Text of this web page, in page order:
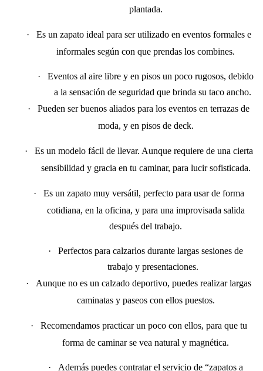
plantada.
·
Es un zapato ideal para ser utilizado en eventos formales e
informales según con que prendas los combines.
·
Eventos al aire libre y en pisos un poco rugosos, debido
a la sensación de seguridad que brinda su taco ancho.
·
Pueden ser buenos aliados para los eventos en terrazas de
moda, y en pisos de deck.
·
Es un modelo fácil de llevar. Aunque requiere de una cierta
sensibilidad y gracia en tu caminar, para lucir sofisticada.
·
Es un zapato muy versátil, perfecto para usar de forma
cotidiana, en la oficina, y para una improvisada salida
después del trabajo.
·
Perfectos para calzarlos durante largas sesiones de
trabajo y presentaciones.
·
Aunque no es un calzado deportivo, puedes realizar largas
caminatas y paseos con ellos puestos.
·
Recomendamos practicar un poco con ellos, para que tu
forma de caminar se vea natural y magnética.
· Además puedes contratar el servicio de “zapatos a